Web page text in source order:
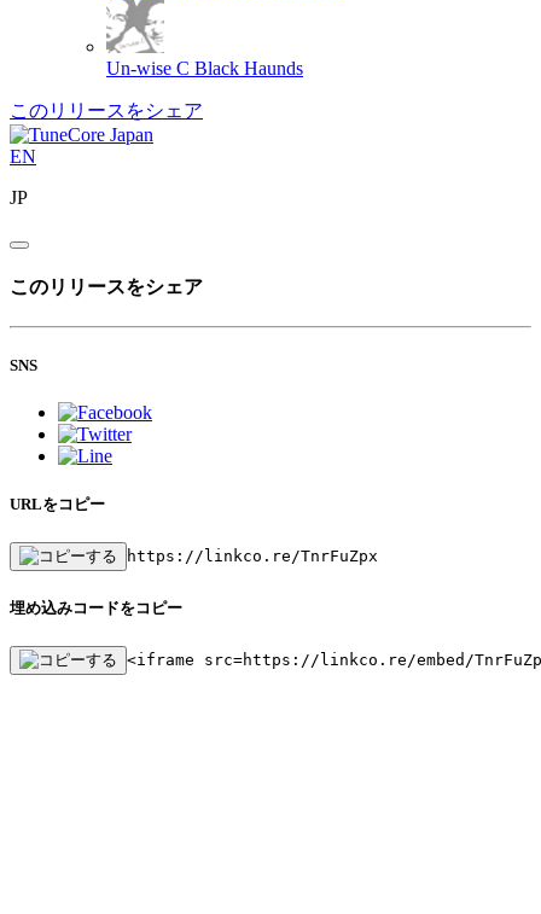
Un-wise C Black Haunds
このリリースをシェア
EN
JP
このリリースをシェア
SNS
URLをコピー
https://linkco.re/TnrFuZpx
埋め込みコードをコピー
<iframe src=https://linkco.re/embed/